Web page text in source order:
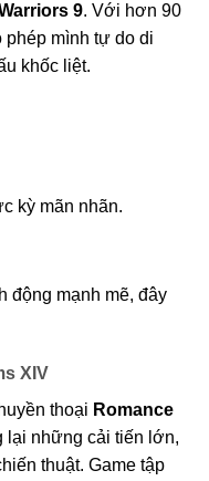
9. Với hơn 90
phép mình tự do di
khốc liệt.
kỳ mãn nhãn.
động mạnh mẽ, đây
XIV
thoại Romance
lại những cải tiến lớn,
thuật. Game tập